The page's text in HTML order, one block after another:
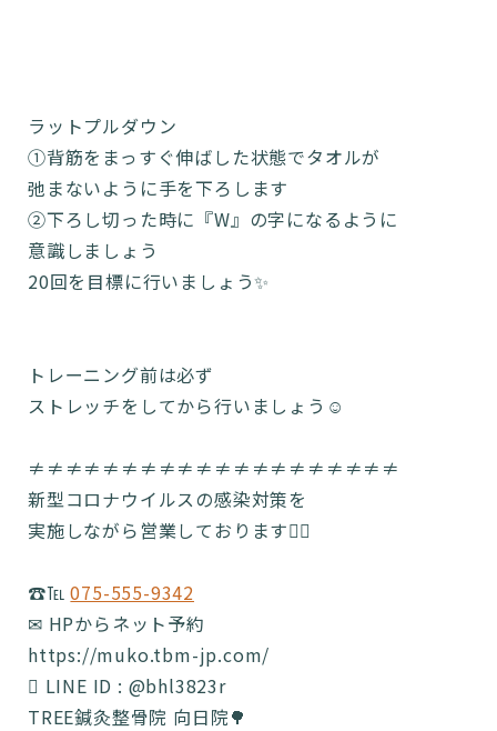
ラットプルダウン
①背筋をまっすぐ伸ばした状態でタオルが
弛まないように手を下ろします
②下ろし切った時に『W』の字になるように
意識しましょう
20回を目標に行いましょう✨
トレーニング前は必ず
ストレッチをしてから行いましょう☺️
≠≠≠≠≠≠≠≠≠≠≠≠≠≠≠≠≠≠≠≠
新型コロナウイルスの感染対策を
実施しながら営業しております🙆‍♂️
☎️℡075-555-9342
✉ HPからネット予約
https://muko.tbm-jp.com/
 LINE ID : @bhl3823r
TREE鍼灸整骨院 向日院🌳